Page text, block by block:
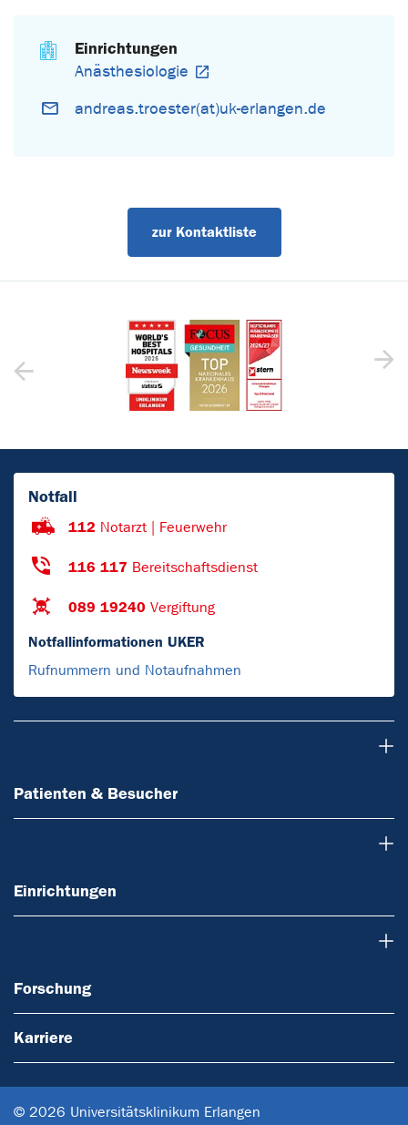
Einrichtungen
Anästhesiologie
andreas.troester(at)uk-erlangen.de
zur Kontaktliste
Notfall
112 Notarzt | Feuerwehr
116 117 Bereitschaftsdienst
089 19240 Vergiftung
Notfallinformationen UKER
Rufnummern und Notaufnahmen
Patienten & Besucher
Einrichtungen
Forschung
Karriere
© 2026 Universitätsklinikum Erlangen